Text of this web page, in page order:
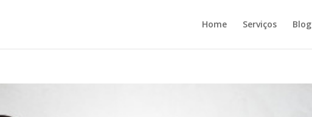
Home Serviços Blog